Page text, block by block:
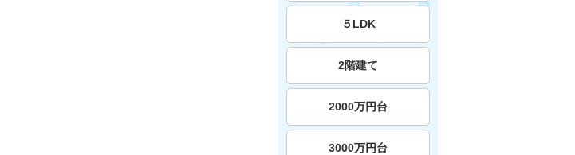
５LDK
2階建て
2000万円台
3000万円台